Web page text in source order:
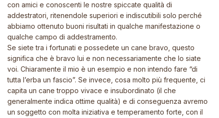
con amici e conoscenti le nostre spiccate qualità di
addestratori, ritenendole superiori e indiscutibili solo perché
abbiamo ottenuto buoni risultati in qualche manifestazione o
qualche campo di addestramento.
Se siete tra i fortunati e possedete un cane bravo, questo
significa che è bravo lui e non necessariamente che lo siate
voi. Chiaramente il mio è un esempio e non intendo fare “di
tutta l’erba un fascio”. Se invece, cosa molto più frequente, ci
capita un cane troppo vivace e insubordinato (il che
generalmente indica ottime qualità) e di conseguenza avremo
un soggetto con molta iniziativa e temperamento forte, con il